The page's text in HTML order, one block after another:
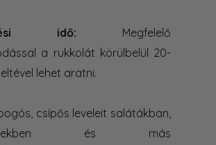
idő: Megfelelő
a rukkolát körülbelül 20-
lehet aratni.
csípős leveleit salátákban,
és más